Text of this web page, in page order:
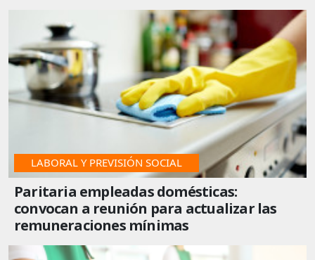
LABORAL Y PREVISIÓN SOCIAL
Paritaria empleadas domésticas:
convocan a reunión para actualizar las
remuneraciones mínimas